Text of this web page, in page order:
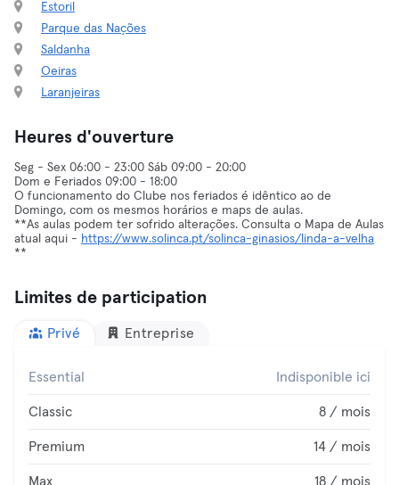
Estoril
Parque das Nações
Saldanha
Oeiras
Laranjeiras
Heures d'ouverture
Seg - Sex 06:00 - 23:00 Sáb 09:00 - 20:00
Dom e Feriados 09:00 - 18:00
O funcionamento do Clube nos feriados é idêntico ao de
Domingo, com os mesmos horários e maps de aulas.
**As aulas podem ter sofrido alterações. Consulta o Mapa de Aulas
atual aqui - https://www.solinca.pt/solinca-ginasios/linda-a-velha
**
Limites de participation
Privé Entreprise
Essential Indisponible ici
Classic 8 / mois
Premium 14 / mois
Max 18 / mois